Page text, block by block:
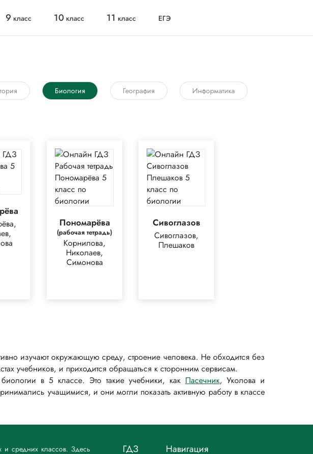
9 класс 10 класс 11 класс ЕГЭ
Биология География Информатика
Пономарёва
(рабочая тетрадь)
Корнилова,
Николаев,
Симонова
Сивоглазов
Сивоглазов,
Плешаков
изучают окружающую среду, строение человека. Не обходится без
учебников, и приходится обращаться к сторонним сервисам.
в 5 классе. Это такие учебники, как Пасечник, Уколова и
учащимися, и они могли показать активную работу в классе
средних классов. Здесь ГДЗ Навигация